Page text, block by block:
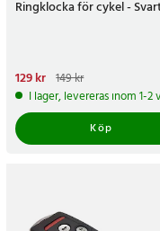
Ringklocka för cykel -
Nuvarande pris
pris:149 kr
129 kr 149 kr
I lager, levereras inom 1-2
Köp